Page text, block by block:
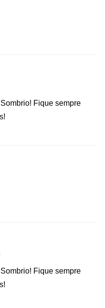
Fique sempre
Fique sempre